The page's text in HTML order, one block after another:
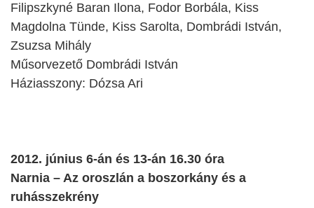
Filipszkyné Baran Ilona, Fodor Borbála, Kiss
Magdolna Tünde, Kiss Sarolta, Dombrádi István,
Zsuzsa Mihály
Műsorvezető Dombrádi István
Háziasszony: Dózsa Ari
2012. június 6-án és 13-án 16.30 óra
Narnia – Az oroszlán a boszorkány és a
ruhásszekrény